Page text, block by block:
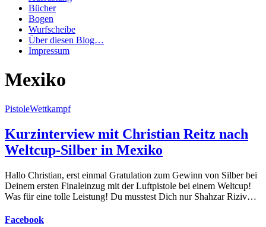
Bücher
Bogen
Wurfscheibe
Über diesen Blog…
Impressum
Mexiko
PistoleWettkampf
Kurzinterview mit Christian Reitz nach
Weltcup-Silber in Mexiko
Hallo Christian, erst einmal Gratulation zum Gewinn von Silber bei
Deinem ersten Finaleinzug mit der Luftpistole bei einem Weltcup!
Was für eine tolle Leistung! Du musstest Dich nur Shahzar Riziv…
Facebook